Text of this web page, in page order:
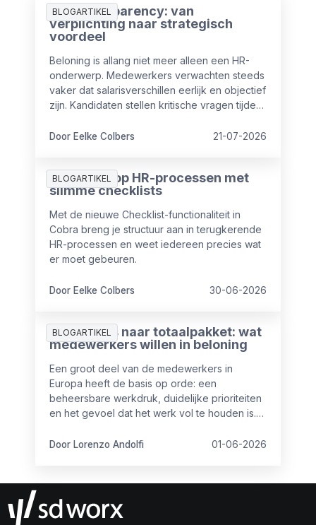
BLOGARTIKEL
Pay Transparency: van
verplichting naar strategisch
voordeel
Beloning is allang niet meer alleen een HR-
onderwerp. Medewerkers verwachten steeds
vaker dat salarisverschillen eerlijk en objectief
zijn. Kandidaten stellen kritische vragen tijdens
nemen de eisen rondom transparantie toe.
Door Eelke Colbers 21-07-2026
BLOGARTIKEL
Meer grip op HR-processen met
slimme checklists
Met de nieuwe Checklist-functionaliteit in
Cobra breng je structuur aan in terugkerende
HR-processen en weet iedereen precies wat
er moet gebeuren.
Door Eelke Colbers 30-06-2026
BLOGARTIKEL
Van salaris naar totaalpakket: wat
medewerkers willen in beloning
Een groot deel van de medewerkers in
Europa heeft de basis op orde: een
beheersbare werkdruk, duidelijke prioriteiten
en het gevoel dat het werk vol te houden is.
orde.
Door Lorenzo Andolfi 01-06-2026